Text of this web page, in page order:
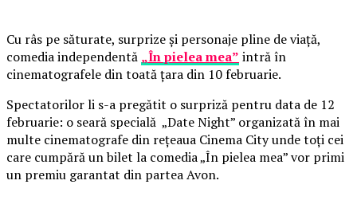
Cu râs pe săturate, surprize și personaje pline de viață,
comedia independentă „În pielea mea” intră în
cinematografele din toată țara din 10 februarie.
Spectatorilor li s-a pregătit o surpriză pentru data de 12
februarie: o seară specială „Date Night” organizată în mai
multe cinematografe din rețeaua Cinema City unde toți cei
care cumpără un bilet la comedia „În pielea mea” vor primi
un premiu garantat din partea Avon.